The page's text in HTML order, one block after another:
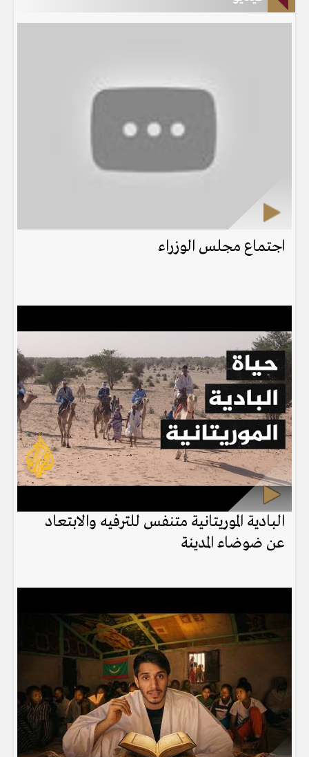
اجتماع مجلس الوزراء
البادية الموريتانية متنفس للترفيه والابتعاد
عن ضوضاء المدينة